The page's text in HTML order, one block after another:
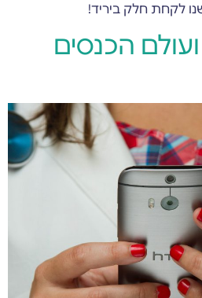
לקחת חלק ביריד!
Expo Wizard ועולם הכנסים